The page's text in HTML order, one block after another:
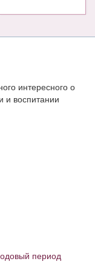
интересного о
и воспитании
период